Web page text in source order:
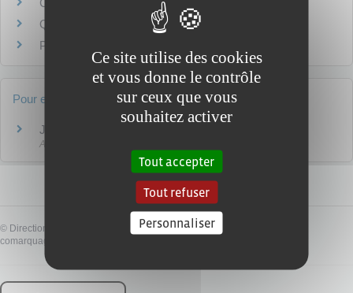
Comment prouver le domicile du parent ?
Quel recours si mon dossier est rejeté ?
Peut-on obtenir une carte d'identité en urgence ?
Pour en savoir plus
Justif'adresse
Agence nationale des titres sécurisés (ANTS)
© Direction de l'information légale et administrative
comarquage developpé par
Ce site utilise des cookies
et vous donne le contrôle
sur ceux que vous
souhaitez activer
Tout accepter
Tout refuser
Personnaliser